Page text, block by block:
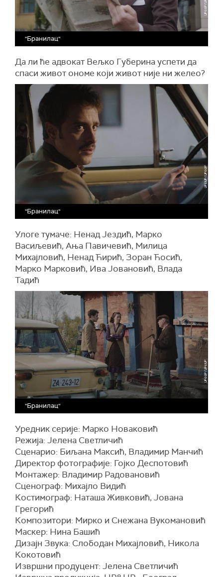
"Бранилац"
Да ли ће адвокат Вељко Губерина успети да
спаси живот ономе који живот није ни желео?
"Бранилац"
Улоге тумаче: Ненад Јездић, Марко
Васиљевић, Ања Павичевић, Милица
Михајловић, Ненад Ћирић, Зоран Ћосић,
Марко Марковић, Ива Јовановић, Влада
Тадић
"Бранилац"
Уредник серије: Марко Новаковић
Режија: Јелена Светличић
Сценарио: Биљана Максић, Владимир Манчић
Директор фотографије: Гојко Деспотовић
Монтажер: Владимир Радовановић
Сценограф: Михајло Видић
Костимограф: Наташа Живковић, Јована
Грегорић
Композитори: Мирко и Снежана Вукомановић
Маскер: Нина Башић
Дизајн Звука: Слободан Михајловић, Никола
Кокотовић
Извршни продуцент: Јелена Светличић